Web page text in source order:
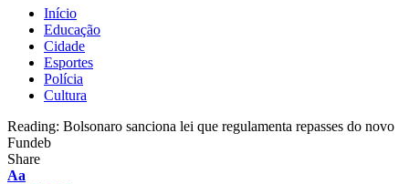
Início
Educação
Cidade
Esportes
Polícia
Cultura
Reading: Bolsonaro sanciona lei que regulamenta repasses do novo
Fundeb
Share
Aa